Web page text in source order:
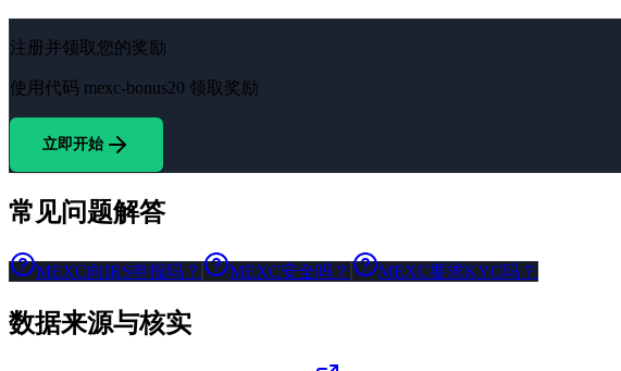
注册并领取您的奖励
使用代码 mexc-bonus20 领取奖励
立即开始
常见问题解答
MEXC向IRS申报吗？ MEXC安全吗？ MEXC要求KYC吗？
数据来源与核实